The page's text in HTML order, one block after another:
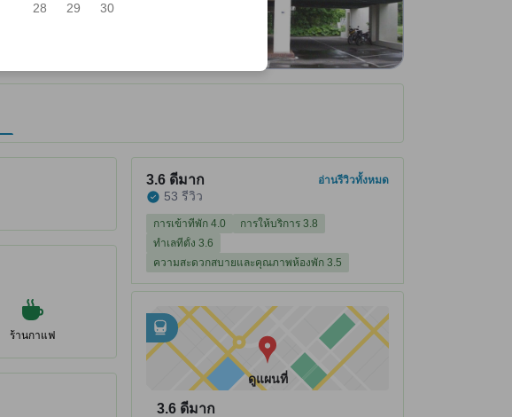
28 29 30
ร้านกาแฟ
3.6 ดีมาก
53 รีวิว
อ่านรีวิวทั้งหมด
การเข้าที่พัก 4.0
การให้บริการ 3.8
ทำเลที่ตั้ง 3.6
ความสะดวกสบายและคุณภาพห้องพัก 3.5
tooltip
อยู่ใกล้กับ
Mashū อยู่ห่างไป 0.89 กม.
• Mashu Station อยู่ห่างไป 0.9 กม.
ดูแผนที่
3.6 ดีมาก